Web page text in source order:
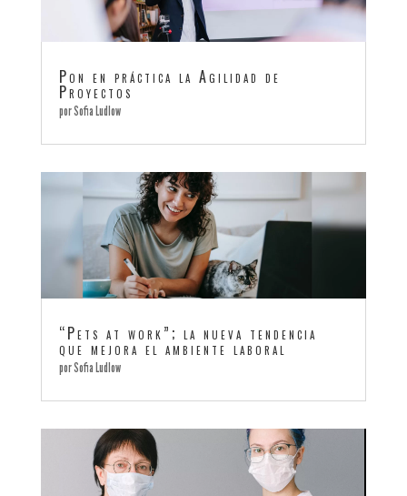
Pon en práctica la Agilidad de
Proyectos
porSofia Ludlow
“Pets at work”; la nueva tendencia
que mejora el ambiente laboral
porSofia Ludlow